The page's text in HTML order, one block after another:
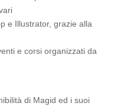
e Illustrator, grazie alla
e corsi organizzati da
di Magid ed i suoi